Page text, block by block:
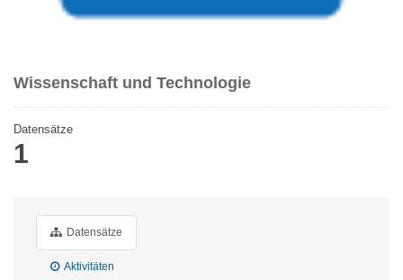
Wissenschaft und Technologie
Datensätze
1
Datensätze
Aktivitäten